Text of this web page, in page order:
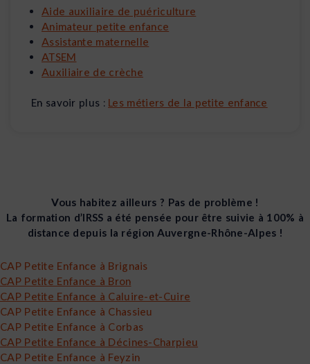
Aide auxiliaire de puériculture
Animateur petite enfance
Assistante maternelle
ATSEM
Auxiliaire de crèche
En savoir plus : Les métiers de la petite enfance
Vous habitez ailleurs ? Pas de problème !
La formation d’IRSS a été pensée pour être suivie à 100% à
distance depuis la région Auvergne-Rhône-Alpes !
CAP Petite Enfance à Brignais
CAP Petite Enfance à Bron
CAP Petite Enfance à Caluire-et-Cuire
CAP Petite Enfance à Chassieu
CAP Petite Enfance à Corbas
CAP Petite Enfance à Décines-Charpieu
CAP Petite Enfance à Feyzin